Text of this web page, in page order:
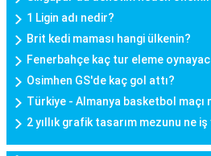
1 Ligin adı nedir?
Brit kedi maması hangi ülkenin?
Fenerbahçe kaç tur eleme
Osimhen GS'de kaç gol attı?
Türkiye - Almanya basketbol maçı
2 yıllık grafik tasarım mezunu ne